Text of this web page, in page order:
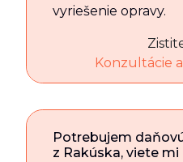
vyriešenie opravy.
Konzultácie
Potrebujem
z Rakúska, viete